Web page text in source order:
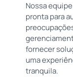
Nossa
pronta para
fornecer
uma
tranquila.